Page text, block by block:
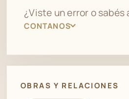
¿Viste un error o sabés
CONTANOS
OBRAS Y RELACIONES